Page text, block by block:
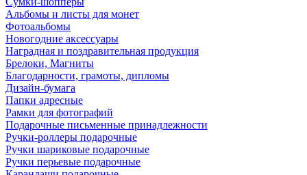
Альбомы и листы для монет
Фотоальбомы
Новогодние аксессуары
Наградная и поздравительная продукция
Брелоки, Магниты
Благодарности, грамоты, дипломы
Дизайн-бумага
Папки адресные
Рамки для фотографий
Подарочные письменные принадлежности
Ручки-роллеры подарочные
Ручки шариковые подарочные
Ручки перьевые подарочные